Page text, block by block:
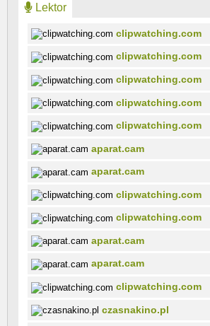
Lektor
clipwatching.com
clipwatching.com
clipwatching.com
clipwatching.com
clipwatching.com
aparat.cam
aparat.cam
clipwatching.com
clipwatching.com
aparat.cam
aparat.cam
clipwatching.com
czasnakino.pl